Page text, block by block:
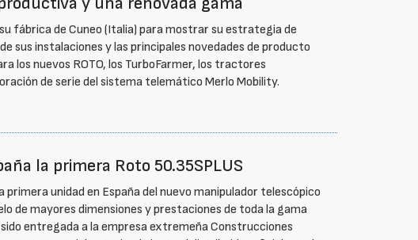
fábrica de Cuneo (Italia) para mostrar su estrategia de
sus instalaciones y las principales novedades de producto
los nuevos ROTO, los TurboFarmer, los tractores
de serie del sistema telemático Merlo Mobility.
la primera Roto 50.35SPLUS
unidad en España del nuevo manipulador telescópico
de mayores dimensiones y prestaciones de toda la gama
entregada a la empresa extremeña Construcciones